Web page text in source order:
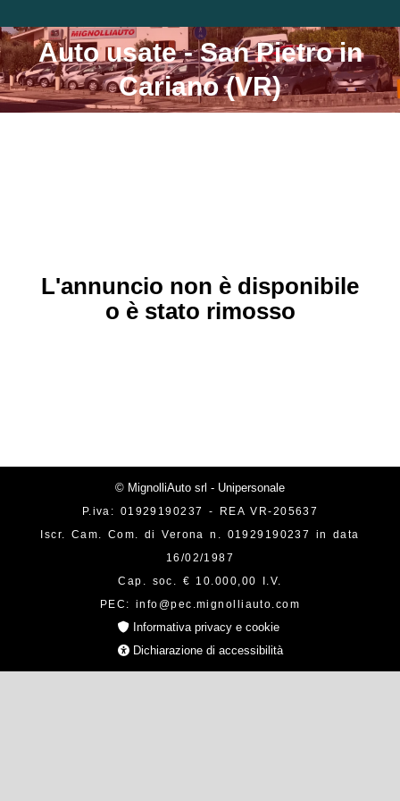
Auto usate - San Pietro in
Cariano (VR)
Tu sei qui:
L'annuncio non è disponibile
o è stato rimosso
© MignolliAuto srl - Unipersonale
P.iva: 01929190237 - REA VR-205637
Iscr. Cam. Com. di Verona n. 01929190237 in data
16/02/1987
Cap. soc. € 10.000,00 I.V.
PEC: info@pec.mignolliauto.com
Informativa privacy e cookie
Dichiarazione di accessibilità